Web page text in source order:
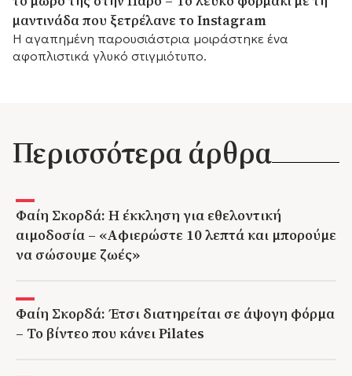
μαντινάδα που ξετρέλανε το Instagram
Η αγαπημένη παρουσιάστρια μοιράστηκε ένα
αφοπλιστικά γλυκό στιγμιότυπο.
Περισσότερα άρθρα
Φαίη Σκορδά: Η έκκληση για εθελοντική
αιμοδοσία – «Αφιερώστε 10 λεπτά και μπορούμε
να σώσουμε ζωές»
Φαίη Σκορδά: Έτσι διατηρείται σε άψογη φόρμα
– Το βίντεο που κάνει Pilates